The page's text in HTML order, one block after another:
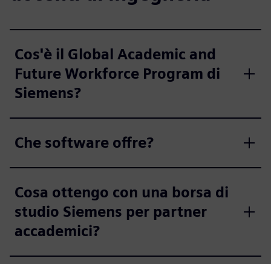
Cos'è il Global Academic and
Future Workforce Program di
Siemens?
Che software offre?
Cosa ottengo con una borsa di
studio Siemens per partner
accademici?